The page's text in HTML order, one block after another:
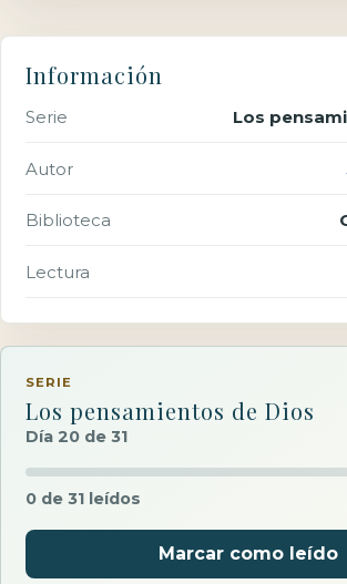
Información
Serie Los
Autor
Biblioteca
Lectura
SERIE
Los pensamientos de Dios
Día 20 de 31
0 de 31 leídos
Marcar como leído